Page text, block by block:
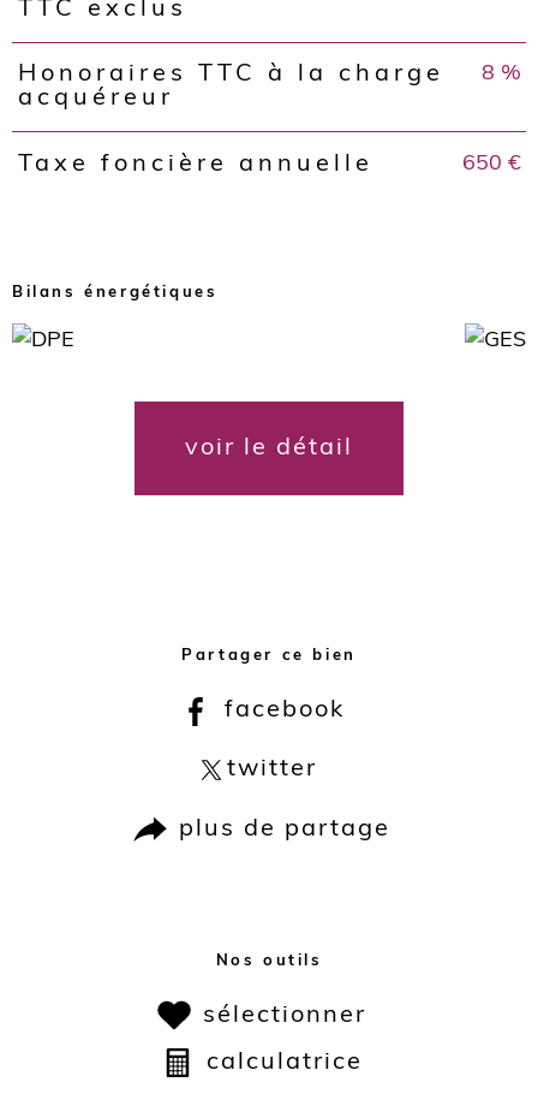
TTC exclus
Honoraires TTC à la charge
acquéreur
8 %
Taxe foncière annuelle 650 €
Bilans énergétiques
voir le détail
Partager ce bien
facebook
twitter
plus de partage
Nos outils
sélectionner
calculatrice